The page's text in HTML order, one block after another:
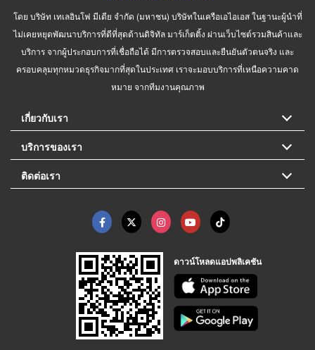
โดย บริษัท เทเลอินโฟ มีเดีย จำกัด (มหาชน) บริษัทในเครือเอไอเอส ในฐานะผู้นำที่
ไม่เคยหยุดพัฒนาบริการที่ดีที่สุดด้านดิจิทัล มาร์เก็ตติ้ง ผ่านเว็บไซต์รวมสินค้าและ
บริการ จากผู้ประกอบการที่เชื่อถือได้ มีการตรวจสอบและยืนยันตัวตนจริง และ
ครอบคลุมทุกหมวดธุรกิจมากที่สุดในประเทศ เราจะมอบบริการที่เหนือความคาด
หมาย จากทีมงานคุณภาพ
เกี่ยวกับเรา
บริการของเรา
ติดต่อเรา
ดาวน์โหลดแอปพลิเคชัน